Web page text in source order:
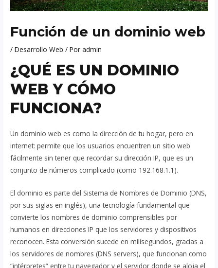
Función de un dominio web
/Desarrollo Web / Poradmin
¿QUÉ ES UN DOMINIO
WEB Y CÓMO
FUNCIONA?
Un dominio web es como la dirección de tu hogar, pero en
internet: permite que los usuarios encuentren un sitio web
fácilmente sin tener que recordar su dirección IP, que es un
conjunto de números complicado (como 192.168.1.1).
El dominio es parte del Sistema de Nombres de Dominio (DNS,
por sus siglas en inglés), una tecnología fundamental que
convierte los nombres de dominio comprensibles por
humanos en direcciones IP que los servidores y dispositivos
reconocen. Esta conversión sucede en milisegundos, gracias a
los servidores de nombres (DNS servers), que funcionan como
“intérpretes” entre tu navegador y el servidor donde se aloja el